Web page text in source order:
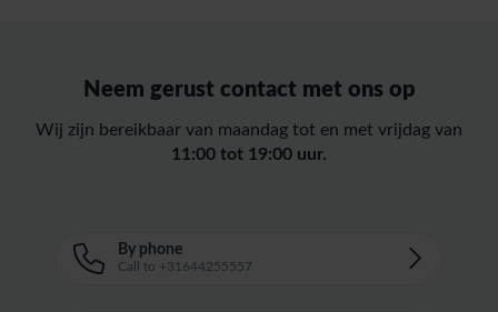
Neem gerust contact met ons op
Wij zijn bereikbaar van maandag tot en met vrijdag van
11:00 tot 19:00 uur.
By phone
Call to +31644255557